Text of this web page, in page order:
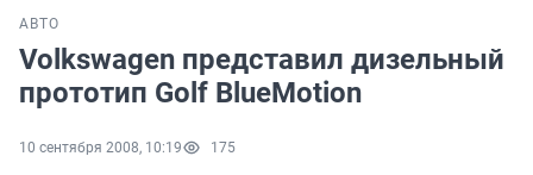
АВТО
Volkswagen представил дизельный
прототип Golf BlueMotion
10 сентября 2008, 10:19 175